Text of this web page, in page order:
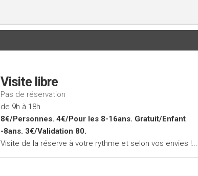
Visite libre
Pas de réservation
de 9h à 18h
8€/Personnes. 4€/Pour les 8-16ans. Gratuit/Enfant
-8ans. 3€/Validation 80.
Visite de la réserve à votre rythme et selon vos envies !...